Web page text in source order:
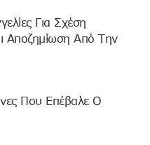
Για Σχέση
Αποζημίωση Από Την
Που Επέβαλε Ο